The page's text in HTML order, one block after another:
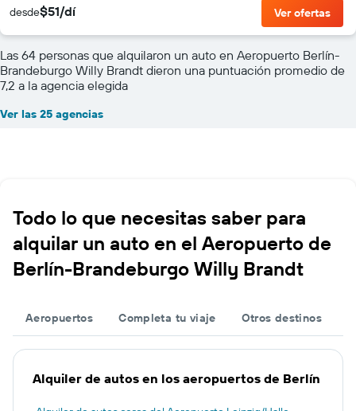
desde$51/dí Ver ofertas
Las 64 personas que alquilaron un auto en Aeropuerto Berlín-
Brandeburgo Willy Brandt dieron una puntuación promedio de
7,2 a la agencia elegida
Ver las 25 agencias
Todo lo que necesitas saber para
alquilar un auto en el Aeropuerto de
Berlín-Brandeburgo Willy Brandt
Aeropuertos Completa tu viaje Otros destinos
Alquiler de autos en los aeropuertos de Berlín